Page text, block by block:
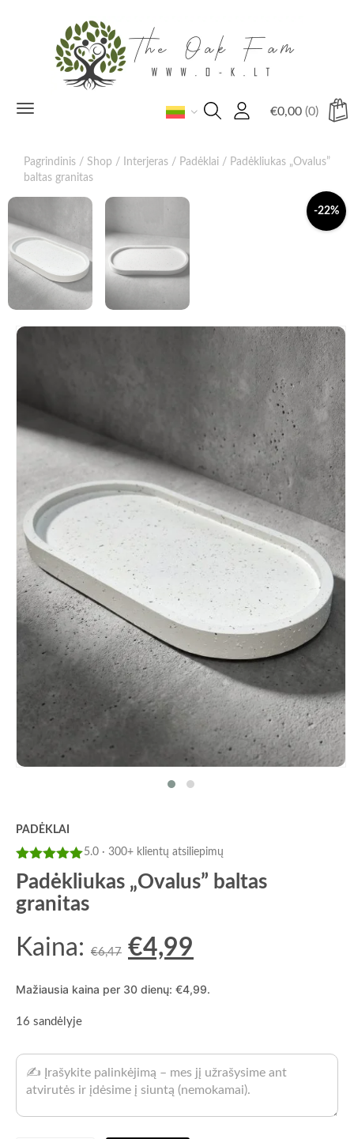
Toggle
€0,00 (0)
Pagrindinis / Shop / Interjeras / Padėklai / Padėkliukas „Ovalus”
baltas granitas
-22%
PADĖKLAI
Įvertinimas:
5iš 5
5.0 · 300+ klientų atsiliepimų
Padėkliukas „Ovalus” baltas
granitas
Kaina: €6,47 Pradinė
kaina
€6,47.
€4,99
kaina
€4,99.
Mažiausia kaina per 30 dienų: €4,99.
16 sandėlyje